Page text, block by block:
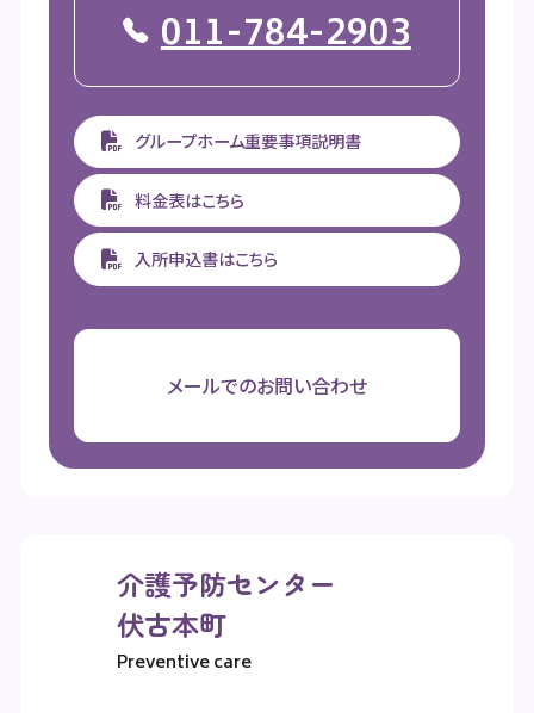
011-784-2903
グループホーム重要事項説明書
料金表はこちら
入所申込書はこちら
メールでのお問い合わせ
介護予防センター
伏古本町
Preventive care